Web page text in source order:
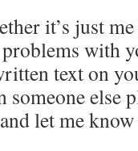
it’s just
with
text on
someone else
let me